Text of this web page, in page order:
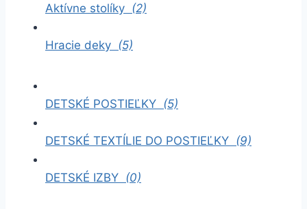
Aktívne stolíky (2)
Hracie deky (5)
DETSKÉ POSTIEĽKY (5)
DETSKÉ TEXTÍLIE DO POSTIEĽKY (9)
DETSKÉ IZBY (0)